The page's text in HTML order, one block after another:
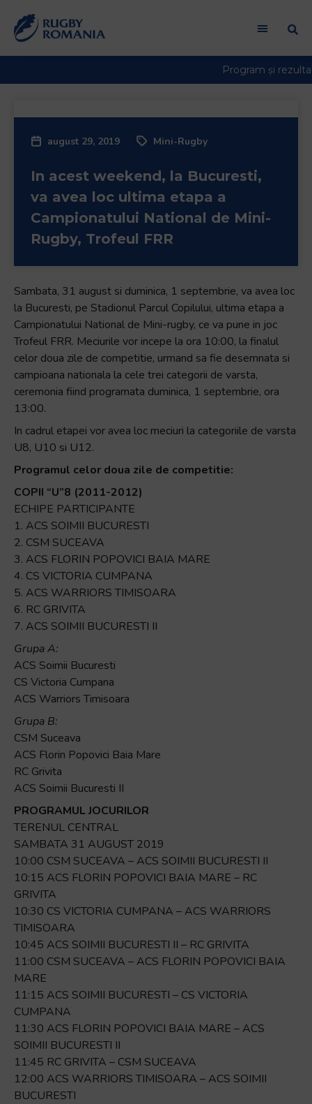
venit
cititorul
Pentru
cititorul
One
Accessibility,
apăsați
„Ctrl
Această
comandă
rapidă
cititorul
ecran
pentru
ajuta
navigați
interacționați
conținutul.
august 29, 2019 Mini-Rugby
In acest weekend, la Bucuresti,
va avea loc ultima etapa a
Campionatului National de Mini-
Rugby, Trofeul FRR
Sambata, 31 august si duminica, 1 septembrie, va avea loc
la Bucuresti, pe Stadionul Parcul Copilului, ultima etapa a
Campionatului National de Mini-rugby, ce va pune in joc
Trofeul FRR. Meciurile vor incepe la ora 10:00, la finalul
celor doua zile de competitie, urmand sa fie desemnata si
campioana nationala la cele trei categorii de varsta,
ceremonia fiind programata duminica, 1 septembrie, ora
13:00.
In cadrul etapei vor avea loc meciuri la categoriile de varsta
U8, U10 si U12.
Programul celor doua zile de competitie:
COPII “U”8 (2011-2012)
ECHIPE PARTICIPANTE
1. ACS SOIMII BUCURESTI
2. CSM SUCEAVA
3. ACS FLORIN POPOVICI BAIA MARE
4. CS VICTORIA CUMPANA
5. ACS WARRIORS TIMISOARA
6. RC GRIVITA
7. ACS SOIMII BUCURESTI II
Grupa A:
ACS Soimii Bucuresti
CS Victoria Cumpana
ACS Warriors Timisoara
Grupa B:
CSM Suceava
ACS Florin Popovici Baia Mare
RC Grivita
ACS Soimii Bucuresti II
PROGRAMUL JOCURILOR
TERENUL CENTRAL
SAMBATA 31 AUGUST 2019
10:00 CSM SUCEAVA – ACS SOIMII BUCURESTI II
10:15 ACS FLORIN POPOVICI BAIA MARE – RC
GRIVITA
10:30 CS VICTORIA CUMPANA – ACS WARRIORS
TIMISOARA
10:45 ACS SOIMII BUCURESTI II – RC GRIVITA
11:00 CSM SUCEAVA – ACS FLORIN POPOVICI BAIA
MARE
11:15 ACS SOIMII BUCURESTI – CS VICTORIA
CUMPANA
11:30 ACS FLORIN POPOVICI BAIA MARE – ACS
SOIMII BUCURESTI II
11:45 RC GRIVITA – CSM SUCEAVA
12:00 ACS WARRIORS TIMISOARA – ACS SOIMII
BUCURESTI